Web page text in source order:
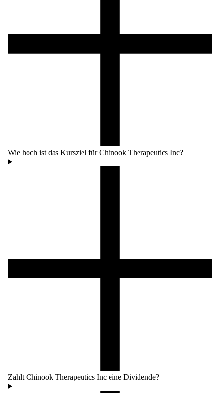
Wie hoch ist das Kursziel für Chinook Therapeutics Inc?
Zahlt Chinook Therapeutics Inc eine Dividende?